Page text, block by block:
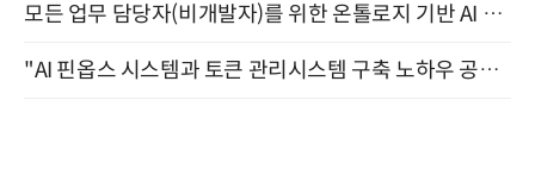
모든 업무 담당자(비개발자)를 위한 온톨로지 기반 AI 지식체계 설계 1-day 워크숍 8월 20일 개최
"AI 핀옵스 시스템과 토큰 관리시스템 구축 노하우 공개" 잠실 한국광고문화회관 2층 대회의실 (8/21)